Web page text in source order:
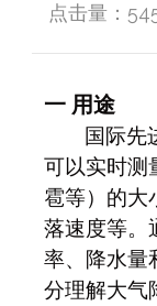
点击量：
一 用途
国际先
可以实时测
雹等）的大
落速度等。
率、降水量
分理解大气